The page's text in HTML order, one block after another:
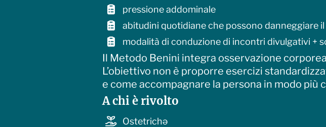
pressione addominale
abitudini quotidiane che possono danneggiare
modalità di conduzione di incontri divulgativi +
Il Metodo Benini integra osservazione
L’obiettivo non è proporre esercizi
e come accompagnare la persona in modo più
A chi è rivolto
Ostetrichə